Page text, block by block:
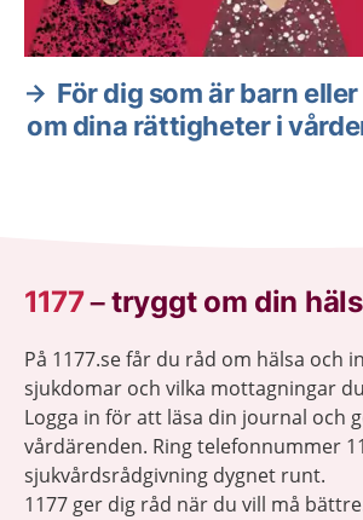
För dig som är barn
om dina rättigheter i
1177–tryggt om din
På 1177.se får du råd om hälsa och
sjukdomar och vilka mottagningar
Logga in för att läsa din journal och
vårdärenden. Ring telefonnummer
sjukvårdsrådgivning dygnet runt.
1177 ger dig råd när du vill må